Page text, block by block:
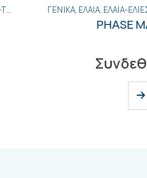
ΓΕΝΙΚΑ,
ΕΛΙΕΣ